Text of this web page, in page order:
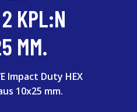
KPL:N
MM.
Impact Duty HEX
10x25 mm.